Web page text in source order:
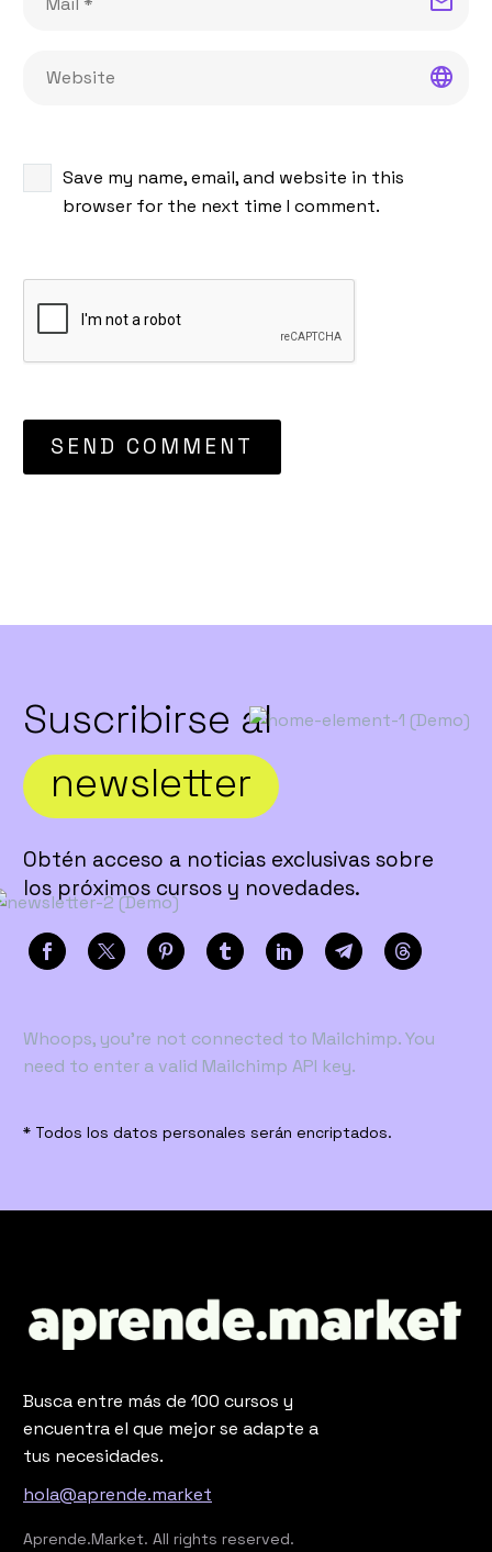
Save my name, email, and website in this
browser for the next time I comment.
SEND COMMENT
Suscribirse al
newsletter
Obtén acceso a noticias exclusivas sobre
los próximos cursos y novedades.
Whoops, you're not connected to Mailchimp. You
need to enter a valid Mailchimp API key.
* Todos los datos personales serán encriptados.
Busca entre más de 100 cursos y
encuentra el que mejor se adapte a
tus necesidades.
hola@aprende.market
Aprende.Market. All rights reserved.